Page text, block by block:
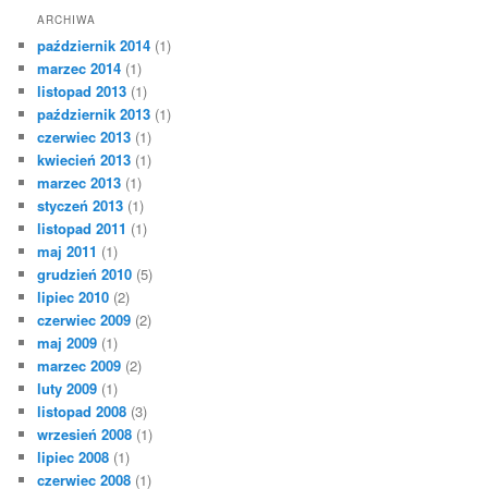
ARCHIWA
październik 2014 (1)
marzec 2014 (1)
listopad 2013 (1)
październik 2013 (1)
czerwiec 2013 (1)
kwiecień 2013 (1)
marzec 2013 (1)
styczeń 2013 (1)
listopad 2011 (1)
maj 2011 (1)
grudzień 2010 (5)
lipiec 2010 (2)
czerwiec 2009 (2)
maj 2009 (1)
marzec 2009 (2)
luty 2009 (1)
listopad 2008 (3)
wrzesień 2008 (1)
lipiec 2008 (1)
czerwiec 2008 (1)